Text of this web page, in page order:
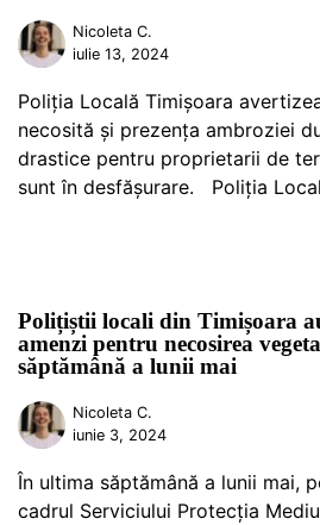
Nicoleta C.
iulie 13, 2024
Poliția Locală Timișoara
necosită și prezența ambroziei
drastice pentru proprietarii de
sunt în desfășurare. Poliția
Polițiștii locali din Timișoara
amenzi pentru necosirea
săptămână a lunii mai
Nicoleta C.
iunie 3, 2024
În ultima săptămână a lunii mai,
cadrul Serviciului Protecția